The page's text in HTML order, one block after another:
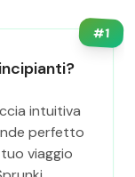
#1
intuitiva
perfetto
viaggio